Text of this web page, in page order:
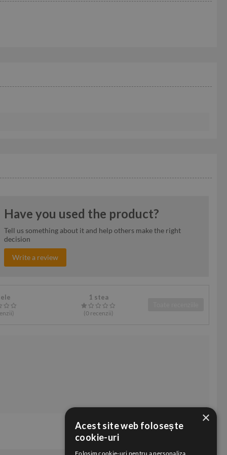
Have you used the product?
Tell us something about it and help others make the right
decision
Write a review
)
1 stea
(0recenzii)
×
Acest site web folosește
cookie-uri
Folosim cookie-uri pentru a personaliza